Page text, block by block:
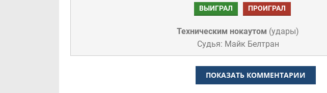
ВЫИГРАЛ ПРОИГРАЛ
Техническим нокаутом (удары)
Судья: Майк Белтран
ПОКАЗАТЬ КОММЕНТАРИИ